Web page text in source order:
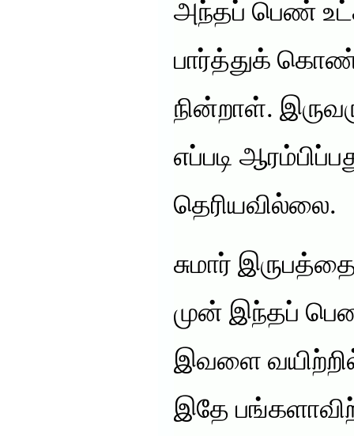
அந்தப் பெண்
பார்த்துக்
நின்றாள்.
எப்படி
தெரியவில்லை.
சுமார்
முன் இந்தப்
இவளை
இதே